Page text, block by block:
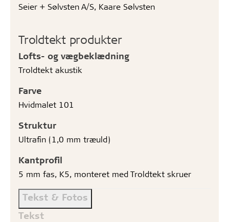
Seier + Sølvsten A/S, Kaare Sølvsten
Troldtekt produkter
Lofts- og vægbeklædning
Troldtekt akustik
Farve
Hvidmalet 101
Struktur
Ultrafin (1,0 mm træuld)
Kantprofil
5 mm fas, K5, monteret med Troldtekt skruer
Tekst & Fotos
Tekst